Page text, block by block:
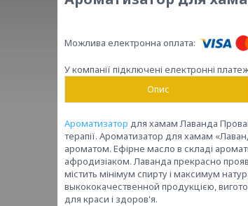
У компанії підключені електронні
Опис
Ароматизатор для хамам Лаванда
терапії. Ароматизатор для хамам
ароматом. Ефірне масло в складі
афродизіаком. Лаванда прекрасно
містить мінімум спирту і максимум
выкококачественной продукцією,
для краси і здоров'я.